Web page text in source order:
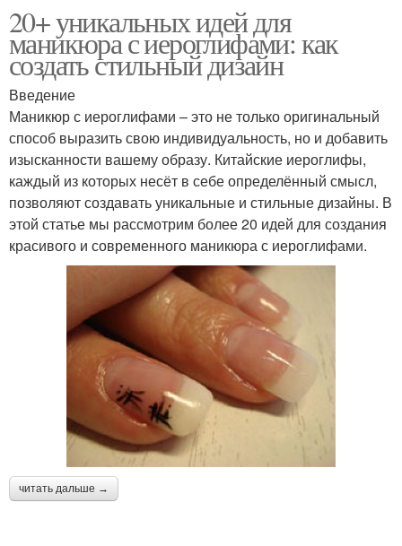
20+ уникальных идей для
маникюра с иероглифами: как
создать стильный дизайн
Введение
Маникюр с иероглифами – это не только оригинальный
способ выразить свою индивидуальность, но и добавить
изысканности вашему образу. Китайские иероглифы,
каждый из которых несёт в себе определённый смысл,
позволяют создавать уникальные и стильные дизайны. В
этой статье мы рассмотрим более 20 идей для создания
красивого и современного маникюра с иероглифами.
читать дальше →